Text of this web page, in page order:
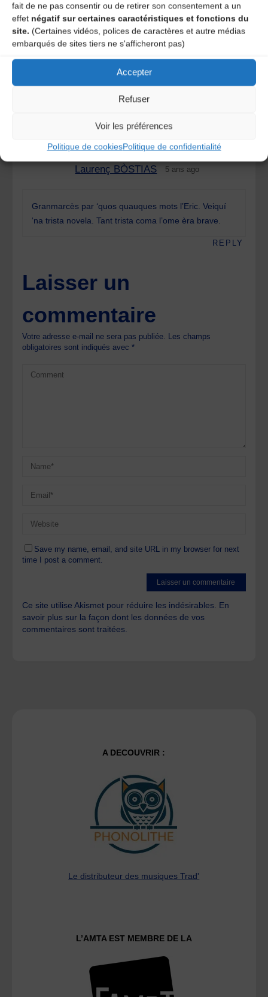
fait de ne pas consentir ou de retirer son consentement a un
effet négatif sur certaines caractéristiques et fonctions du
site. (Certaines vidéos, polices de caractères et autre médias
embarqués de sites tiers ne s'afficheront pas)
Accepter
Refuser
Voir les préférences
Politique de cookiesPolitique de confidentialité
Auvillar. J’ai absorbé ce que j’ai pu de l’abondance
que tu nous as offerte pendant deux jours.
Aujourd’hui, je chante une berceuse que tu nous
Musiques des Territoires d'Auvergne
Laurenç BÒSTIAS 5 ans ago
Granmarcès par ‘quos quauques mots l’Eric. Veiquí
‘na trista novela. Tant trista coma l’ome èra brave.
REPLY
Laisser un
commentaire
Votre adresse e-mail ne sera pas publiée. Les champs
obligatoires sont indiqués avec*
Save my name, email, and site URL in my browser for next
time I post a comment.
Ce site utilise Akismet pour réduire les indésirables. En
savoir plus sur la façon dont les données de vos
commentaires sont traitées
A DECOUVRIR :
Le distributeur des musiques Trad'
L’AMTA EST MEMBRE DE LA